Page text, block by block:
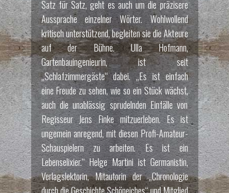
Satz für Satz, geht es auch um die präzisere
Aussprache einzelner Wörter. Wohlwollend
kritisch unterstützend, begleiten sie die Akteure
auf der Bühne. Ulla Hofmann,
Gartenbauingenieurin, ist seit
„Schlafzimmergäste“ dabei. „Es ist einfach
eine Freude zu sehen, wie so ein Stück wächst,
auch die unablässig sprudelnden Einfälle von
Regisseur Jens Finke mitzuerleben. Es ist
ungemein anregend, mit diesen Profi-Amateur-
Schauspielern zu arbeiten. Es ist ein
Lebenselixier.“ Helge Martini ist Germanistin,
Verlagslektorin, Mitautorin der „Chronologie
durch die Geschichte Schöneiches“ und Mitglied